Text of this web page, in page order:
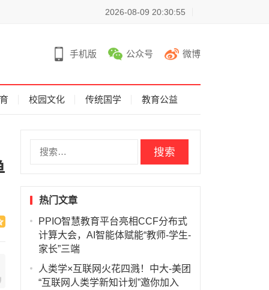
2026-08-09 20:30:55
手机版 公众号 微博
校园文化 传统国学 教育公益
热门文章
PPIO智慧教育平台亮相CCF分布式
计算大会，AI智能体赋能“教师-学生-
家长”三端
人类学×互联网火花四溅！中大-美团
“互联网人类学新知计划”邀你加入